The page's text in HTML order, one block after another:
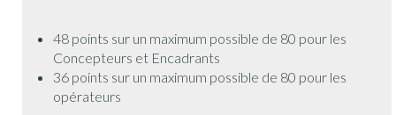
48 points sur un maximum possible de 80 pour les
Concepteurs et Encadrants
36 points sur un maximum possible de 80 pour les
opérateurs